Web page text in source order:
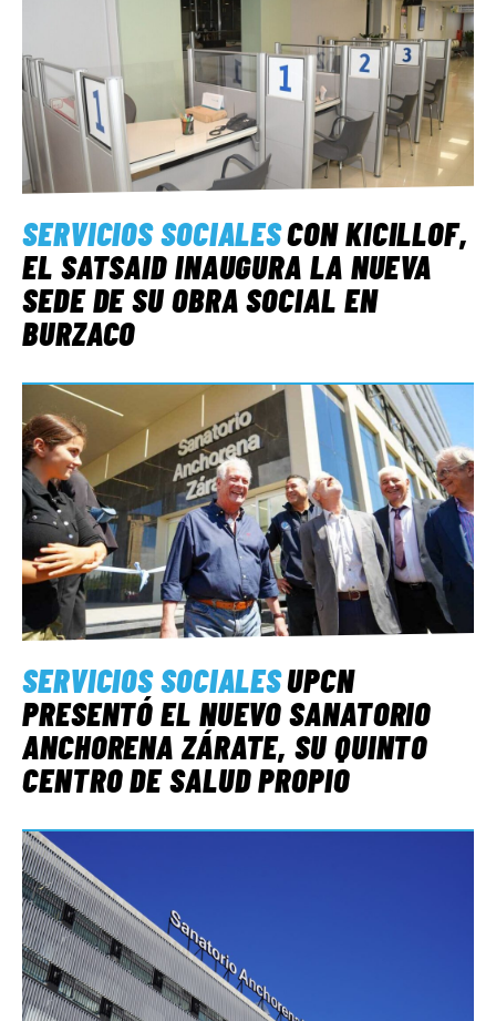
SERVICIOS SOCIALESCON KICILLOF,
EL SATSAID INAUGURA LA NUEVA
SEDE DE SU OBRA SOCIAL EN
BURZACO
SERVICIOS SOCIALESUPCN
PRESENTÓ EL NUEVO SANATORIO
ANCHORENA ZÁRATE, SU QUINTO
CENTRO DE SALUD PROPIO